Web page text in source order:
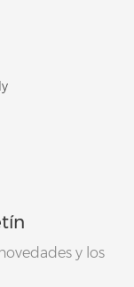
y los